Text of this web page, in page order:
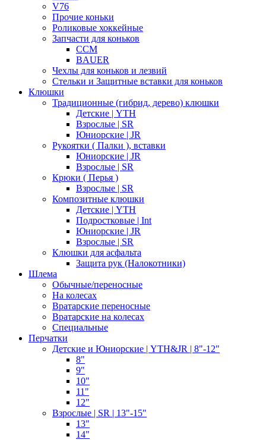
V76
Прочие коньки
Роликовые хоккейные
Запчасти для коньков
CCM
BAUER
Чехлы для коньков и лезвий
Стельки и Защитные вставки для коньков
Клюшки
Традиционные (гибрид, дерево) клюшки
Детские | YTH
Взрослые | SR
Юниорские | JR
Рукоятки ( Палки ), вставки
Юниорские | JR
Взрослые | SR
Крюки ( Перья )
Взрослые | SR
Композитные клюшки
Детские | YTH
Подростковые | Int
Юниорские | JR
Взрослые | SR
Клюшки для асфальта
Защита рук (Налокотники)
Шлема
Обычные/переносные
На колесах
Вратарские переносные
Вратарские на колесах
Специальные
Перчатки
Детские и Юниорские | YTH&JR | 8"-12"
8"
9"
10"
11"
12"
Взрослые | SR | 13"-15"
13"
14"